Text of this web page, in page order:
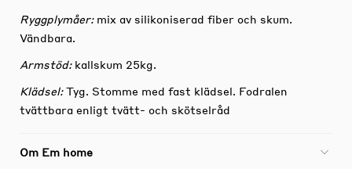
Ryggplymåer: mix av silikoniserad fiber och skum.
Vändbara.
Armstöd: kallskum 25kg.
Klädsel:Tyg. Stomme med fast klädsel. Fodralen
tvättbara enligt tvätt- och skötselråd
Om Em home